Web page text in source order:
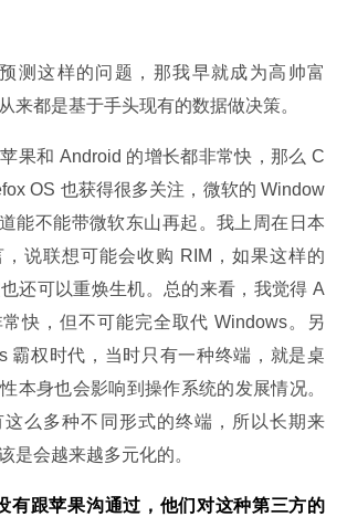
测这样的问题，那我早就成为高帅富
来都是基于手头现有的数据做决策。
果和 Android 的增长都非常快，那么 C
OS 也获得很多关注，微软的 Window
能不能带微软东山再起。我上周在日本
说联想可能会收购 RIM，如果这样的
还可以重焕生机。总的来看，我觉得 A
快，但不可能完全取代 Windows。另
霸权时代，当时只有一种终端，就是桌
本身也会影响到操作系统的发展情况。
么多种不同形式的终端，所以长期来
是会越来越多元化的。
有跟苹果沟通过，他们对这种第三方的